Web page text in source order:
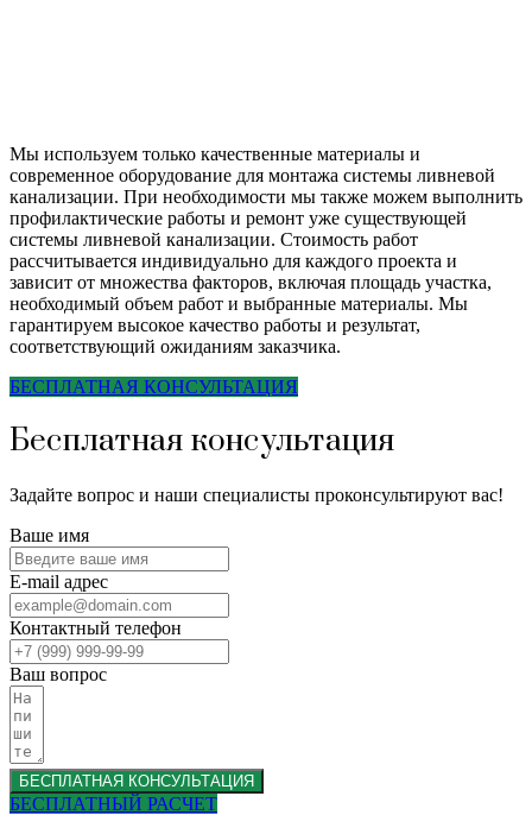
Мы используем только качественные материалы и
современное оборудование для монтажа системы ливневой
канализации. При необходимости мы также можем выполнить
профилактические работы и ремонт уже существующей
системы ливневой канализации. Стоимость работ
рассчитывается индивидуально для каждого проекта и
зависит от множества факторов, включая площадь участка,
необходимый объем работ и выбранные материалы. Мы
гарантируем высокое качество работы и результат,
соответствующий ожиданиям заказчика.
БЕСПЛАТНАЯ КОНСУЛЬТАЦИЯ
Бесплатная консультация
Задайте вопрос и наши специалисты проконсультируют вас!
Ваше имя
E-mail адрес
Контактный телефон
Ваш вопрос
БЕСПЛАТНАЯ КОНСУЛЬТАЦИЯ
БЕСПЛАТНЫЙ РАСЧЕТ